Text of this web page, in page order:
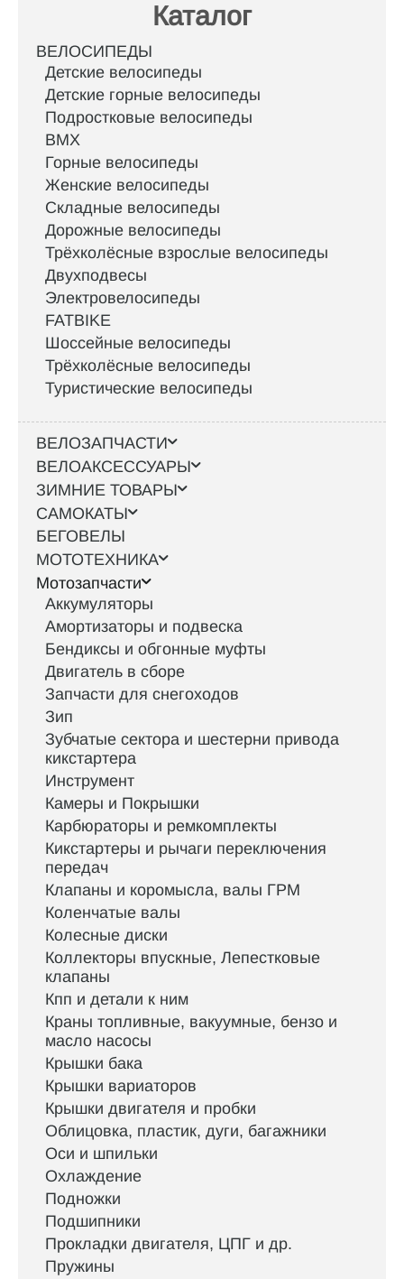
Каталог
ВЕЛОСИПЕДЫ
Детские велосипеды
Детские горные велосипеды
Подростковые велосипеды
BMX
Горные велосипеды
Женские велосипеды
Складные велосипеды
Дорожные велосипеды
Трёхколёсные взрослые велосипеды
Двухподвесы
Электровелосипеды
FATBIKE
Шоссейные велосипеды
Трёхколёсные велосипеды
Туристические велосипеды
ВЕЛОЗАПЧАСТИ
ВЕЛОАКСЕССУАРЫ
ЗИМНИЕ ТОВАРЫ
САМОКАТЫ
БЕГОВЕЛЫ
МОТОТЕХНИКА
Мотозапчасти
Аккумуляторы
Амортизаторы и подвеска
Бендиксы и обгонные муфты
Двигатель в сборе
Запчасти для снегоходов
Зип
Зубчатые сектора и шестерни привода
кикстартера
Инструмент
Камеры и Покрышки
Карбюраторы и ремкомплекты
Кикстартеры и рычаги переключения
передач
Клапаны и коромысла, валы ГРМ
Коленчатые валы
Колесные диски
Коллекторы впускные, Лепестковые
клапаны
Кпп и детали к ним
Краны топливные, вакуумные, бензо и
масло насосы
Крышки бака
Крышки вариаторов
Крышки двигателя и пробки
Облицовка, пластик, дуги, багажники
Оси и шпильки
Охлаждение
Подножки
Подшипники
Прокладки двигателя, ЦПГ и др.
Пружины